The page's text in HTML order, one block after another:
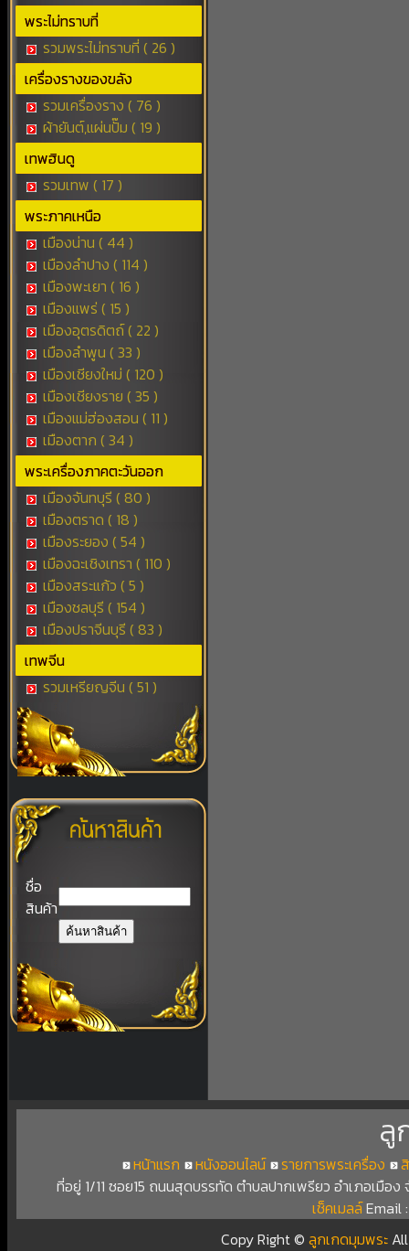
พระไม่ทราบที่
รวมพระไม่ทราบที่ ( 26 )
เครื่องรางของขลัง
รวมเครื่องราง ( 76 )
ผ้ายันต์,แผ่นปั๊ม ( 19 )
เทพฮินดู
รวมเทพ ( 17 )
พระภาคเหนือ
เมืองน่าน ( 44 )
เมืองลำปาง ( 114 )
เมืองพะเยา ( 16 )
เมืองแพร่ ( 15 )
เมืองอุตรดิตถ์ ( 22 )
เมืองลำพูน ( 33 )
เมืองเชียงใหม่ ( 120 )
เมืองเชียงราย ( 35 )
เมืองแม่ฮ่องสอน ( 11 )
เมืองตาก ( 34 )
พระเครื่องภาคตะวันออก
เมืองจันทบุรี ( 80 )
เมืองตราด ( 18 )
เมืองระยอง ( 54 )
เมืองฉะเชิงเทรา ( 110 )
เมืองสระแก้ว ( 5 )
เมืองชลบุรี ( 154 )
เมืองปราจีนบุรี ( 83 )
เทพจีน
รวมเหรียญจีน ( 51 )
ชื่อ
สินค้า
ลู
หน้าแรก หนังออนไลน์ รายการพระเครื่อง
ที่อยู่ 1/11 ซอย15 ถนนสุดบรรทัด ตำบลปากเพรียว อำเภอเมือ
เช็คเมลล์Email
Copy Right ©ลูกเกดมุมพระ